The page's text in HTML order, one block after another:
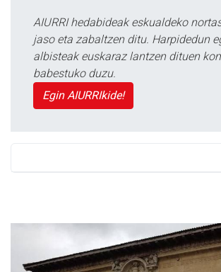
AIURRI hedabideak eskualdeko
jaso eta zabaltzen ditu. Harpidedun
albisteak euskaraz lantzen dituen
babestuko duzu.
Egin AIURRIkide!